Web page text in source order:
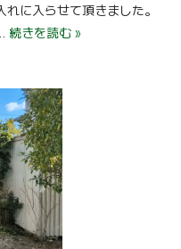
に入らせて頂きました。
続きを読む »